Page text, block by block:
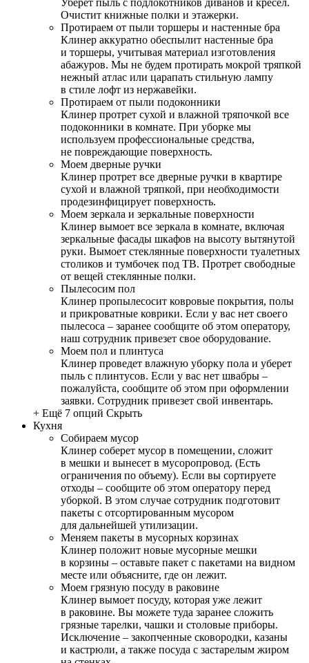
Очистит книжные полки и этажерки.
Протираем от пыли торшеры и настенные бра
Клинер аккуратно обеспылит настенные бра
и торшеры, учитывая материал изготовления
абажуров. Мы не будем протирать мокрой тряпкой
нежный атлас или царапать стильную лампу
в стиле лофт из нержавейки.
Протираем от пыли подоконники
Клинер протрет сухой и влажной тряпочкой все
подоконники в комнате. При уборке мы
используем профессиональные средства,
не повреждающие поверхность.
Моем дверные ручки
Клинер протрет все дверные ручки в квартире
сухой и влажной тряпкой, при необходимости
продезинфицирует поверхность.
Моем зеркала и зеркальные поверхности
Клинер вымоет все зеркала в комнате, включая
зеркальные фасады шкафов на высоту вытянутой
руки. Вымоет стеклянные поверхности туалетных
столиков и тумбочек под ТВ. Протрет свободные
от вещей стеклянные полки.
Пылесосим пол
Клинер пропылесосит ковровые покрытия, полы
и прикроватные коврики. Если у вас нет своего
пылесоса – заранее сообщите об этом оператору,
наш сотрудник привезет свое оборудование.
Моем пол и плинтуса
Клинер проведет влажную уборку пола и уберет
пыль с плинтусов. Если у вас нет швабры –
пожалуйста, сообщите об этом при оформлении
заявки. Сотрудник привезет свой инвентарь.
+ Ещё 7 опций Скрыть
Кухня
Собираем мусор
Клинер соберет мусор в помещении, сложит
в мешки и вынесет в мусоропровод. (Есть
ограничения по объему). Если вы сортируете
отходы – сообщите об этом оператору перед
уборкой. В этом случае сотрудник подготовит
пакеты с отсортированным мусором
для дальнейшей утилизации.
Меняем пакеты в мусорных корзинах
Клинер положит новые мусорные мешки
в корзины – оставьте пакет с пакетами на видном
месте или объясните, где он лежит.
Моем грязную посуду в раковине
Клинер вымоет посуду, которая уже лежит
в раковине. Вы можете туда заранее сложить
грязные тарелки, чашки и столовые приборы.
Исключение – закопченные сковородки, казаны
и кастрюли, а также посуда с застарелым жиром